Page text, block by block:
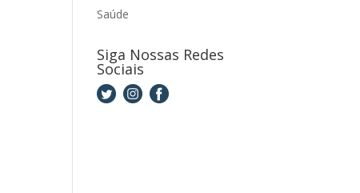
Saúde
Siga Nossas Redes
Sociais